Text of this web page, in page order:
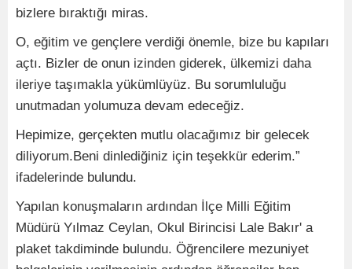
bizlere bıraktığı miras.
O, eğitim ve gençlere verdiği önemle, bize bu kapıları
açtı. Bizler de onun izinden giderek, ülkemizi daha
ileriye taşımakla yükümlüyüz. Bu sorumluluğu
unutmadan yolumuza devam edeceğiz.
Hepimize, gerçekten mutlu olacağımız bir gelecek
diliyorum.Beni dinlediğiniz için teşekkür ederim.”
ifadelerinde bulundu.
Yapılan konuşmaların ardından İlçe Milli Eğitim
Müdürü Yılmaz Ceylan, Okul Birincisi Lale Bakır' a
plaket takdiminde bulundu. Öğrencilere mezuniyet